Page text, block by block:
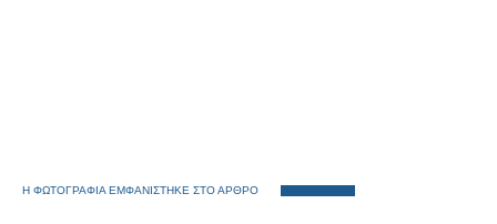
Η ΦΩΤΟΓΡΑΦΙΑ ΕΜΦΑΝΙΣΤΗΚΕ ΣΤΟ ΑΡΘΡΟ